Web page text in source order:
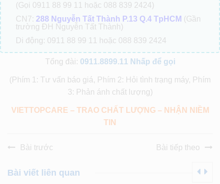
(Gọi 0911 88 99 11 hoặc 088 839 2424)
CN7: 288 Nguyễn Tất Thành P.13 Q.4 TpHCM (Gần
trường ĐH Nguyễn Tất Thành)
Di động: 0911 88 99 11 hoặc 088 839 2424
Tổng đài: 0911.8899.11 Nhấp để gọi
(Phím 1: Tư vấn báo giá, Phím 2: Hỏi tình trạng máy, Phím
3: Phản ánh chất lượng)
VIETTOPCARE – TRAO CHẤT LƯỢNG – NHẬN NIỀM
TIN
Bài trước Bài tiếp theo
Bài viết liên quan